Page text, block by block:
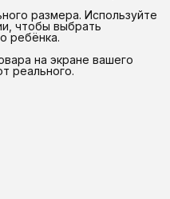
размера. Используйте
чтобы выбрать
ребёнка.
на экране вашего
реального.